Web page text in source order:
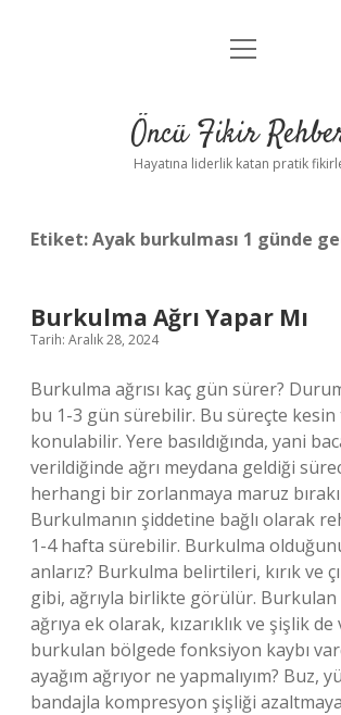
Anasayfa
Yasal Uyarı
menüyü
Öncü Fikir
Hayatına liderlik katan pratik
Etiket:Ayak burkulması 1 günde
Burkulma Ağrı Yapar Mı
Tarih: Aralık 28, 2024
Burkulma ağrısı kaç gün sürer?
bu 1-3 gün sürebilir. Bu süreçte kesin
konulabilir. Yere basıldığında, yani
verildiğinde ağrı meydana geldiği
herhangi bir zorlanmaya maruz
Burkulmanın şiddetine bağlı olarak
1-4 hafta sürebilir. Burkulma
anlarız? Burkulma belirtileri, kırık ve
gibi, ağrıyla birlikte görülür. Burkulan
ağrıya ek olarak, kızarıklık ve şişlik de
burkulan bölgede fonksiyon kaybı
ayağım ağrıyor ne yapmalıyım? Buz,
bandajla kompresyon şişliği azaltmaya